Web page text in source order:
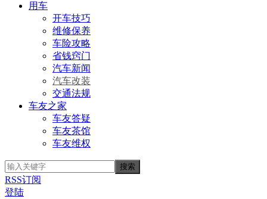
用车
开车技巧
维修保养
车险攻略
省钱窍门
汽车新闻
汽车改装
交通法规
车友之家
车友答疑
车友茶馆
车友维权
RSS订阅
登陆